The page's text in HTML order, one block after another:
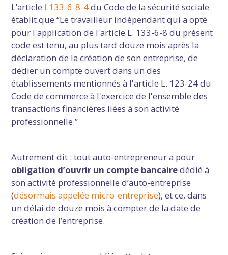
L’article L133-6-8-4du Code de la sécurité sociale
établit que “Le travailleur indépendant qui a opté
pour l'application de l'article L. 133-6-8 du présent
code est tenu, au plus tard douze mois après la
déclaration de la création de son entreprise, de
dédier un compte ouvert dans un des
établissements mentionnés à l'article L. 123-24 du
Code de commerce à l'exercice de l'ensemble des
transactions financières liées à son activité
professionnelle.”
Autrement dit : tout auto-entrepreneur a pour
obligation d’ouvrir un compte bancairedédié à
son activité professionnelle d’auto-entreprise
(désormais appelée micro-entreprise), et ce, dans
un délai de douze mois à compter de la date de
création de l’entreprise.